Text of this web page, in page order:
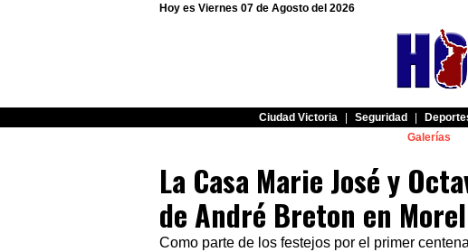
Hoy es Viernes 07 de Agosto del 2026
Ciudad Victoria Seguridad
Galerías
La Casa Marie José y
de André Breton en
Como parte de los festejos por el primer